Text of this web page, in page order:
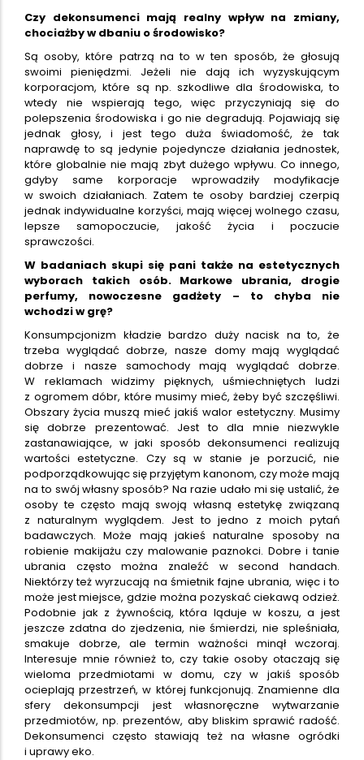
Czy dekonsumenci mają realny wpływ na zmiany,
chociażby w dbaniu o środowisko?
Są osoby, które patrzą na to w ten sposób, że głosują
swoimi pieniędzmi. Jeżeli nie dają ich wyzyskującym
korporacjom, które są np. szkodliwe dla środowiska, to
wtedy nie wspierają tego, więc przyczyniają się do
polepszenia środowiska i go nie degradują. Pojawiają się
jednak głosy, i jest tego duża świadomość, że tak
naprawdę to są jedynie pojedyncze działania jednostek,
które globalnie nie mają zbyt dużego wpływu. Co innego,
gdyby same korporacje wprowadziły modyfikacje
w swoich działaniach. Zatem te osoby bardziej czerpią
jednak indywidualne korzyści, mają więcej wolnego czasu,
lepsze samopoczucie, jakość życia i poczucie
sprawczości.
W badaniach skupi się pani także na estetycznych
wyborach takich osób. Markowe ubrania, drogie
perfumy, nowoczesne gadżety – to chyba nie
wchodzi w grę?
Konsumpcjonizm kładzie bardzo duży nacisk na to, że
trzeba wyglądać dobrze, nasze domy mają wyglądać
dobrze i nasze samochody mają wyglądać dobrze.
W reklamach widzimy pięknych, uśmiechniętych ludzi
z ogromem dóbr, które musimy mieć, żeby być szczęśliwi.
Obszary życia muszą mieć jakiś walor estetyczny. Musimy
się dobrze prezentować. Jest to dla mnie niezwykle
zastanawiające, w jaki sposób dekonsumenci realizują
wartości estetyczne. Czy są w stanie je porzucić, nie
podporządkowując się przyjętym kanonom, czy może mają
na to swój własny sposób? Na razie udało mi się ustalić, że
osoby te często mają swoją własną estetykę związaną
z naturalnym wyglądem. Jest to jedno z moich pytań
badawczych. Może mają jakieś naturalne sposoby na
robienie makijażu czy malowanie paznokci. Dobre i tanie
ubrania często można znaleźć w second handach.
Niektórzy też wyrzucają na śmietnik fajne ubrania, więc i to
może jest miejsce, gdzie można pozyskać ciekawą odzież.
Podobnie jak z żywnością, która ląduje w koszu, a jest
jeszcze zdatna do zjedzenia, nie śmierdzi, nie spleśniała,
smakuje dobrze, ale termin ważności minął wczoraj.
Interesuje mnie również to, czy takie osoby otaczają się
wieloma przedmiotami w domu, czy w jakiś sposób
ocieplają przestrzeń, w której funkcjonują. Znamienne dla
sfery dekonsumpcji jest własnoręczne wytwarzanie
przedmiotów, np. prezentów, aby bliskim sprawić radość.
Dekonsumenci często stawiają też na własne ogródki
i uprawy eko.